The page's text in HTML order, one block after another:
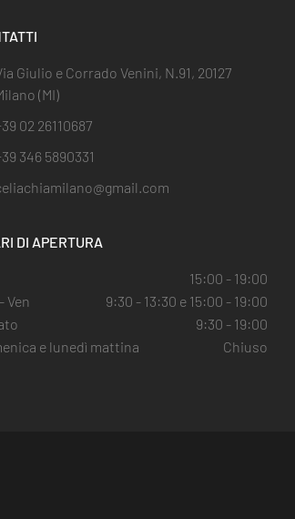
Giulio e Corrado Venini, N.91, 20127
(MI)
02 26110687
346 5890331
DI APERTURA
15:00 - 19:00
Ven
9:30 - 13:30 e 15:00 - 19:00
9:30 - 19:00
e lunedì mattina
Chiuso